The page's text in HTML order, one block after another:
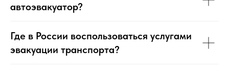
автоэвакуатор?
Где в России воспользоваться услугами
эвакуации транспорта?